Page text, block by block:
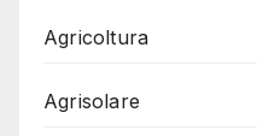
Agricoltura
Agrisolare